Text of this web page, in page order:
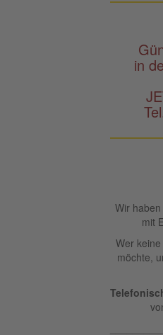
in
Wir haben
mit
Wer keine
möchte,